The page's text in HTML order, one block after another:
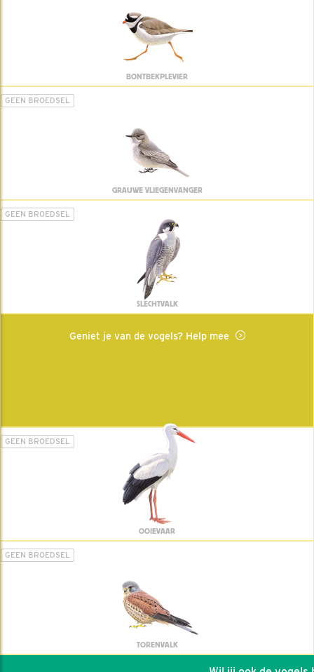
BONTBEKPLEVIER
GEEN BROEDSEL
GRAUWE VLIEGENVANGER
GEEN BROEDSEL
SLECHTVALK
Geniet je van de vogels? Help mee
GEEN BROEDSEL
OOIEVAAR
GEEN BROEDSEL
TORENVALK